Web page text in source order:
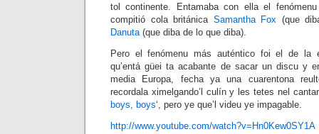
tol continente. Entamaba con ella el
compitió cola británica Samantha Fox (que
Danuta(que diba de lo que diba).
Pero el fenómenu más auténtico foi el de la
qu’entá güei ta acabante de sacar un discu y
media Europa, fecha ya una cuarentona
recordala ximelgando’l culín y les tetes nel cantar
boys, boys‘, pero ye que’l videu ye impagable.
http://www.youtube.com/watch?v=Hn0Kew0SY1A